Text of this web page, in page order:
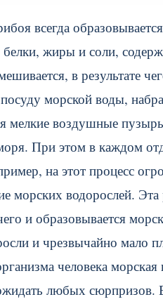
всегда
белки, жиры и соли,
в результате
морской воды,
мелкие воздушные
При этом в каждом
на этот процесс
морских водорослей. Эта
и образовывается
и чрезвычайно мало
человека морская
любых сюрпризов.